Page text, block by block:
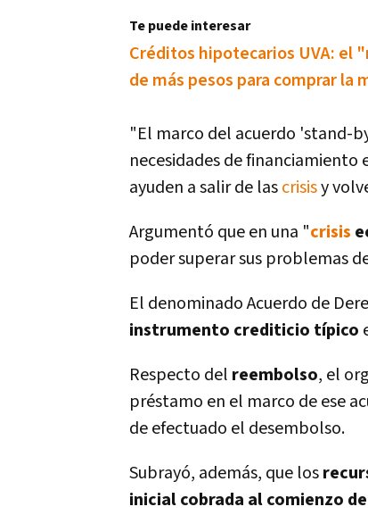
Te puede interesar
Créditos hipotecarios UVA: el
de más pesos para comprar la
"El marco del acuerdo 'stand-
necesidades de financiamiento
ayuden a salir de lascrisisy
Argumentó que en una "crisis
poder superar sus problemas
El denominado Acuerdo de
instrumento crediticio tí­pico
Respecto del reembolso, el
préstamo en el marco de ese
de efectuado el desembolso.
Subrayó, además, que los
inicial cobrada al comienzo